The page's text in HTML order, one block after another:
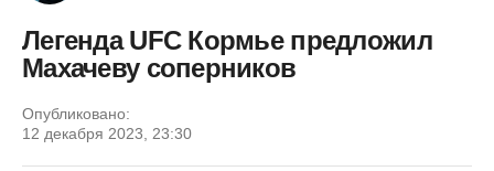
Легенда UFC Кормье предложил
Махачеву соперников
Опубликовано:
12 декабря 2023, 23:30